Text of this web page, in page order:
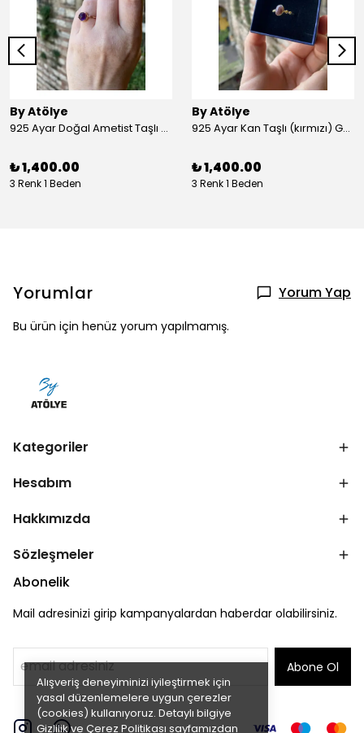
Alışveriş deneyiminizi iyileştirmek için
yasal düzenlemelere uygun çerezler
(cookies) kullanıyoruz. Detaylı bilgiye
Gizlilik ve Çerez Politikası sayfamızdan
By Atölye
925 Ayar Doğal Ametist Taşlı Yuvarlak Gümüş Yüzük
₺ 1,400.00
3 Renk 1 Beden
By Atölye
925 Ayar Kan Taşlı (kırmızı) Gümüş Yüzük
₺ 1,400.00
3 Renk 1 Beden
Yorumlar Yorum Yap
Bu ürün için henüz yorum yapılmamış.
Kategoriler
Hesabım
Hakkımızda
Sözleşmeler
Abonelik
Mail adresinizi girip kampanyalardan haberdar olabilirsiniz.
Abone Ol